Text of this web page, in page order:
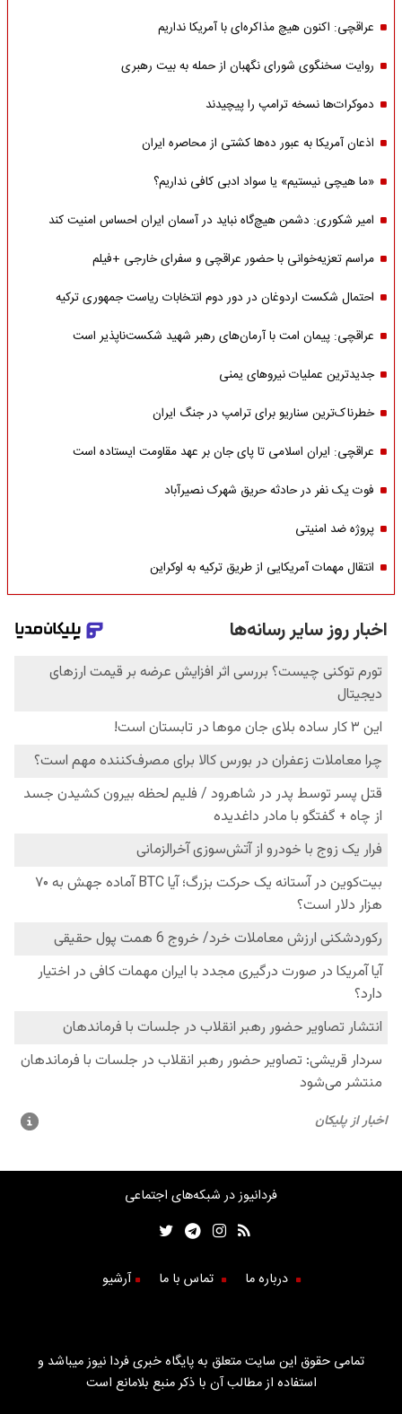
عراقچی: اکنون هیچ مذاکره‌ای با آمریکا نداریم
روایت سخنگوی شورای نگهبان از حمله به بیت رهبری
دموکرات‌ها نسخه ترامپ را پیچیدند
اذعان آمریکا به عبور ده‌ها کشتی از محاصره ایران
«ما هیچی نیستیم» یا سواد ادبی کافی نداریم؟
امیر شکوری: دشمن هیچ‌گاه نباید در آسمان ایران احساس امنیت کند
مراسم تعزیه‌خوانی با حضور عراقچی و سفرای خارجی +فیلم
احتمال شکست اردوغان در دور دوم انتخابات ریاست جمهوری ترکیه
عراقچی: پیمان امت با آرمان‌های رهبر شهید شکست‌ناپذیر است
جدیدترین عملیات نیروهای یمنی
خطرناک‌ترین سناریو برای ترامپ در جنگ ایران
عراقچی: ایران اسلامی تا پای جان بر عهد مقاومت ایستاده است
فوت یک نفر در حادثه حریق شهرک نصیرآباد
پروژه ضد امنیتی
انتقال مهمات آمریکایی از طریق ترکیه به اوکراین
فردانیوز در شبکه‌های اجتماعی
درباره ما تماس با ما آرشیو
تمامی حقوق این سایت متعلق به پایگاه خبری فردا نیوز میباشد و
استفاده از مطالب آن با ذکر منبع بلامانع است